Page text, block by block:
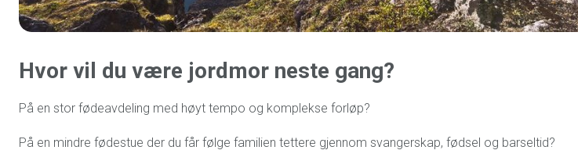
Hvor vil du være jordmor neste gang?
På en stor fødeavdeling med høyt tempo og komplekse forløp?
På en mindre fødestue der du får følge familien tettere gjennom svangerskap, fødsel og barseltid?